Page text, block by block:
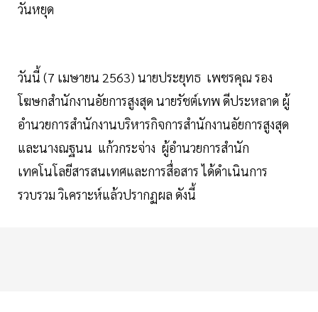
วันหยุด
วันนี้ (7 เมษายน 2563) นายประยุทธ เพชรคุณ รอง
โฆษกสำนักงานอัยการสูงสุด นายรัชต์เทพ ดีประหลาด ผู้
อำนวยการสำนักงานบริหารกิจการสำนักงานอัยการสูงสุด
และนางณฐนน แก้วกระจ่าง ผู้อำนวยการสำนัก
เทคโนโลยีสารสนเทศและการสื่อสาร ได้ดำเนินการ
รวบรวม วิเคราะห์แล้วปรากฏผล ดังนี้